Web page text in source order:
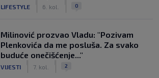
LIFESTYLE 6. kol. 0
Milinović prozvao Vladu: "Pozivam
Plenkovića da me posluša. Za svako
buduće onečišćenje..."
VIJESTI 7. kol. 2